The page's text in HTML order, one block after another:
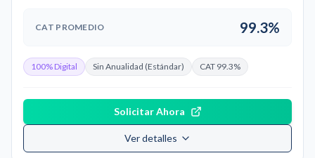
CAT PROMEDIO 99.3%
100% Digital Sin Anualidad (Estándar) CAT 99.3%
Solicitar Ahora
Ver detalles